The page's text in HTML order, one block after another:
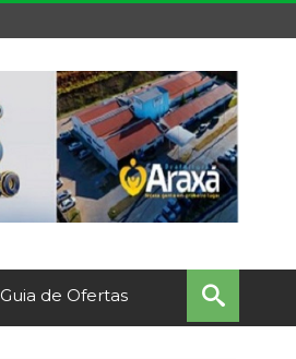
Guia de Ofertas